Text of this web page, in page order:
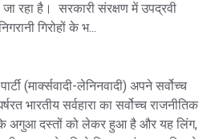
रहा है। सरकारी संरक्षण में उपद्रवी
गिरोहों के भ...
(मार्क्सवादी-लेनिनवादी) अपने सर्वोच्च
भारतीय सर्वहारा का सर्वोच्च राजनीतिक
अगुआ दस्तों को लेकर हुआ है और यह लिंग,